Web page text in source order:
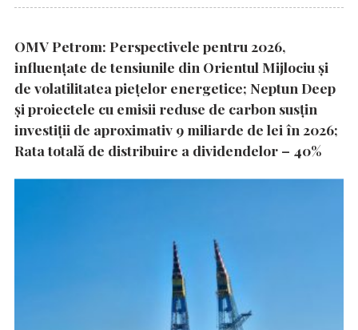
OMV Petrom: Perspectivele pentru 2026,
influențate de tensiunile din Orientul Mijlociu și
de volatilitatea piețelor energetice; Neptun Deep
și proiectele cu emisii reduse de carbon susțin
investiții de aproximativ 9 miliarde de lei în 2026;
Rata totală de distribuire a dividendelor – 40%